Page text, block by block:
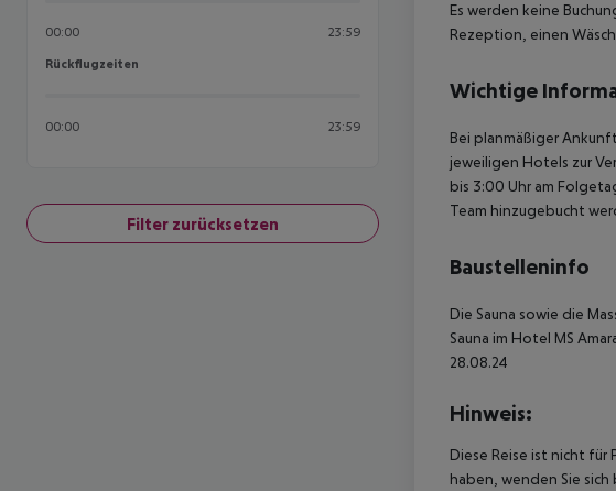
00:00 23:59
Rückflugzeiten
Rückflugzeiten
00:00 23:59
Filter zurücksetzen
Es werden keine
Rezeption, einen
Wichtige
Bei planmäßiger
jeweiligen Hotels zur
bis 3:00 Uhr am
Team hinzugebucht
Baustelleninfo
Die Sauna sowie die
Sauna im Hotel MS
28.08.24
Hinweis:
Diese Reise ist nicht
haben, wenden Sie